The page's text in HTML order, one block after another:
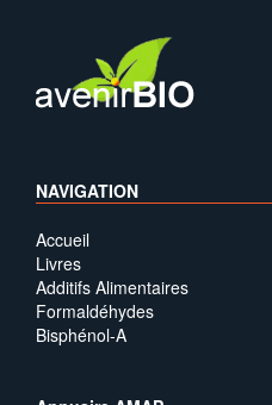
NAVIGATION
Accueil
Livres
Additifs Alimentaires
Formaldéhydes
Bisphénol-A